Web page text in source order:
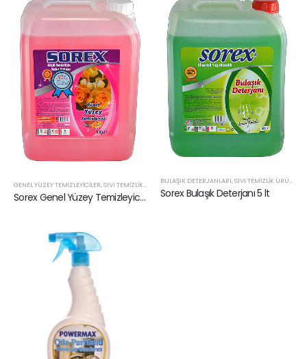
GENEL YÜZEY TEMIZLEYICILER,SIVI TEMIZLIK ÜRÜNLERI
Sorex Genel Yüzey Temizleyici 5 lt
BULAŞIK DETERJANLARI,SIVI TEMIZLIK ÜRÜNLERI
Sorex Bulaşık Deterjanı 5 lt